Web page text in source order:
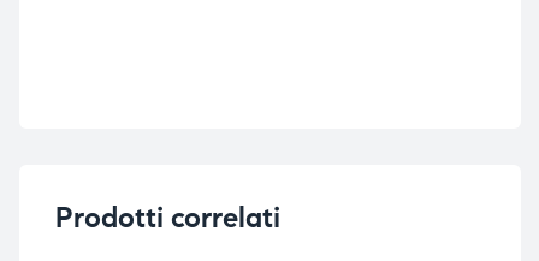
Prodotti correlati